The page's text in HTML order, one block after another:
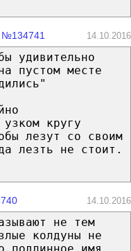
№134741 14.10.2016
удивительно
пустом месте
кругу
лезут со своим
лезть не стоит.
14.10.2016
не тем
колдуны не
подлинное имя,